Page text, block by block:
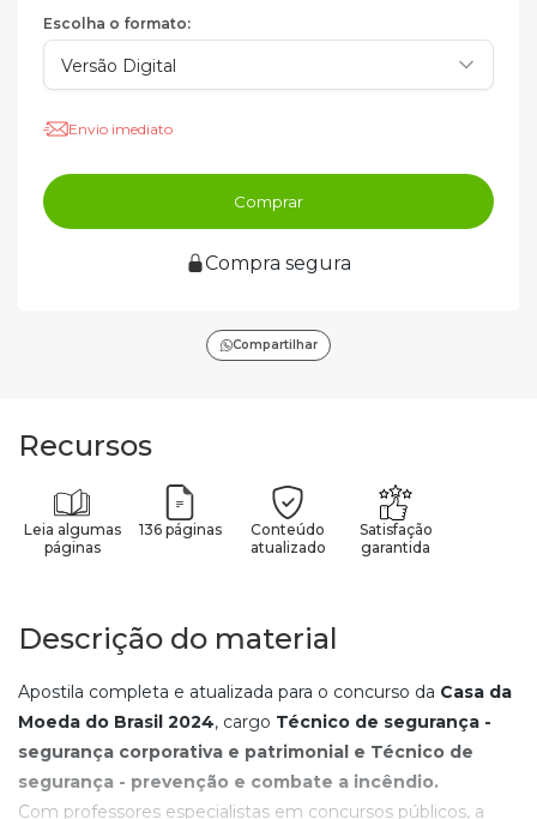
Escolha o formato:
Envio imediato
Comprar
Compra segura
Compartilhar
Recursos
Leia algumas
páginas
136 páginas
Conteúdo
atualizado
Satisfação
garantida
Descrição do material
Apostila completa e atualizada para o concurso da Casa da
Moeda do Brasil 2024, cargo Técnico de segurança -
segurança corporativa e patrimonial e Técnico de
segurança - prevenção e combate a incêndio.
Com professores especialistas em concursos públicos, a